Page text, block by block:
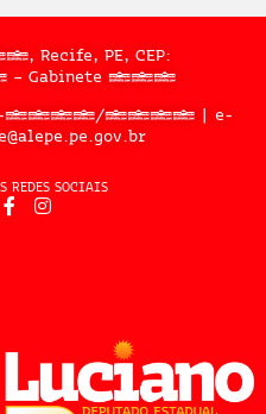
Recife, PE, CEP:
302
2467/2324 | e-
REDES SOCIAIS